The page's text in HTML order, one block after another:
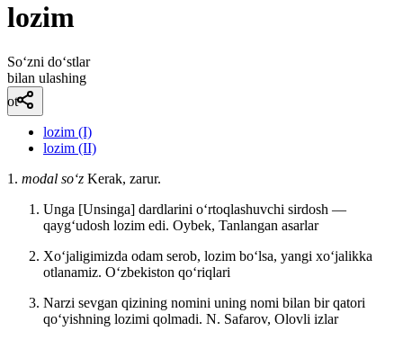
lozim
So‘zni do‘stlar
bilan ulashing
ot
lozim (I)
lozim (II)
1. modal so‘z Kerak, zarur.
Unga [Unsinga] dardlarini oʻrtoqlashuvchi sirdosh —
qaygʻudosh lozim edi. Oybek, Tanlangan asarlar
Xoʻjaligimizda odam serob, lozim boʻlsa, yangi xoʻjalikka
otlanamiz. Oʻzbekiston qoʻriqlari
Narzi sevgan qizining nomini uning nomi bilan bir qatori
qoʻyishning lozimi qolmadi. N. Safarov, Olovli izlar